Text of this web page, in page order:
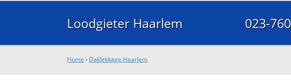
Loodgieter Haarlem 023-
Home › Daklekkage Haarlem